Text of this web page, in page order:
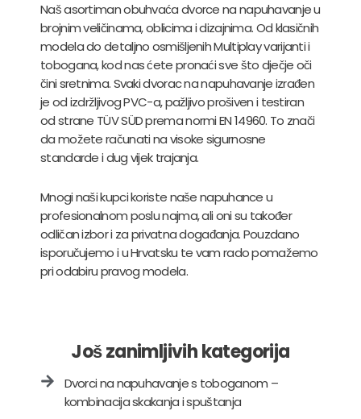
Naš asortiman obuhvaća dvorce na napuhavanje u
brojnim veličinama, oblicima i dizajnima. Od klasičnih
modela do detaljno osmišljenih Multiplay varijanti i
tobogana, kod nas ćete pronaći sve što dječje oči
čini sretnima. Svaki dvorac na napuhavanje izrađen
je od izdržljivog PVC-a, pažljivo prošiven i testiran
od strane TÜV SÜD prema normi EN 14960. To znači
da možete računati na visoke sigurnosne
standarde i dug vijek trajanja.
Mnogi naši kupci koriste naše napuhance u
profesionalnom poslu najma, ali oni su također
odličan izbor i za privatna događanja. Pouzdano
isporučujemo i u Hrvatsku te vam rado pomažemo
pri odabiru pravog modela.
Još zanimljivih kategorija
Dvorci na napuhavanje s toboganom –
kombinacija skakanja i spuštanja